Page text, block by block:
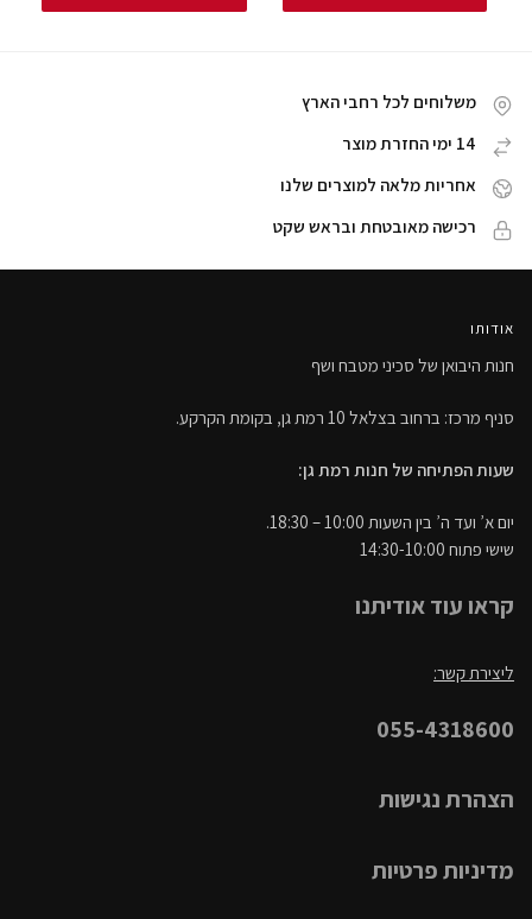
משלוחים לכל רחבי הארץ
14 ימי החזרת מוצר
אחריות מלאה למוצרים שלנו
רכישה מאובטחת ובראש שקט
אודותו
חנות היבואן של סכיני מטבח ושף
סניף מרכז: ברחוב בצלאל 10 רמת גן, בקומת הקרקע.
שעות הפתיחה של חנות רמת גן:
יום א’ ועד ה’ בין השעות 10:00 – 18:30.
שישי פתוח 14:30-10:00
קראו עוד אודיתנו
ליצירת קשר:
055-4318600
הצהרת נגישות
מדיניות פרטיות